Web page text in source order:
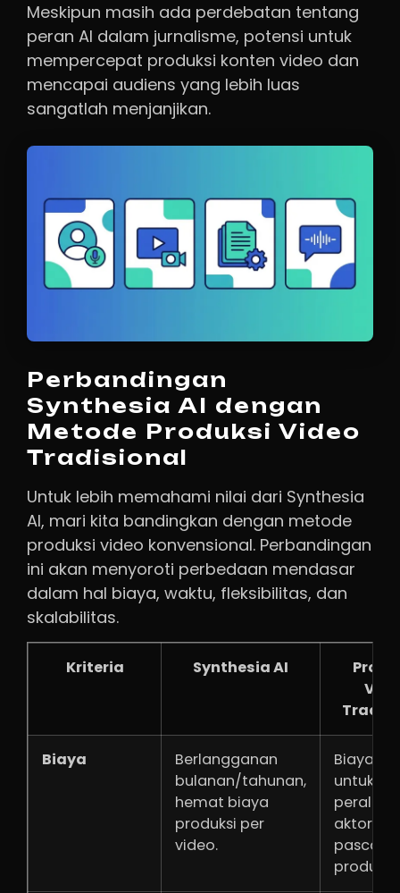
Meskipun masih ada perdebatan tentang
peran AI dalam jurnalisme, potensi untuk
mempercepat produksi konten video dan
mencapai audiens yang lebih luas
sangatlah menjanjikan.
Perbandingan
Synthesia AI dengan
Metode Produksi Video
Tradisional
Untuk lebih memahami nilai dari Synthesia
AI, mari kita bandingkan dengan metode
produksi video konvensional. Perbandingan
ini akan menyoroti perbedaan mendasar
dalam hal biaya, waktu, fleksibilitas, dan
skalabilitas.
Kriteria Synthesia AI
Biaya
Berlangganan
bulanan/tahunan,
hemat biaya
produksi per
video.
Biaya
untuk
aktor,
pasca-
produksi.